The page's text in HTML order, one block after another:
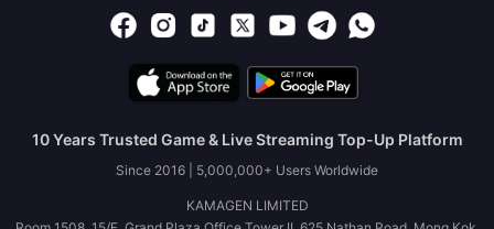
10 Years Trusted Game & Live Streaming Top-Up Platform
Since 2016 | 5,000,000+ Users Worldwide
KAMAGEN LIMITED